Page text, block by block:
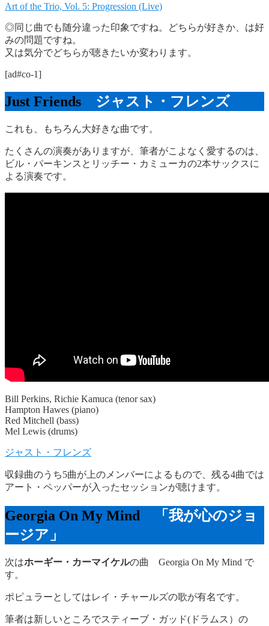
Art of the Trio, Vol. 5: Progression (Live)
◎同じ曲でも随分違った印象ですね。どちらが好きか、は好
みの問題ですね。
又は気分でどちらが聴きたいか変わります。
[ad#co-1]
Just Friends ジャスト・フレンズ
これも、もちろん大好きな曲です。
たくさんの演奏がありますが、筆者がこよなく愛するのは、
ビル・パーキンスとリッチー・カミューカの2本サックスに
よる演奏です。
Bill Perkins, Richie Kamuca (tenor sax)
Hampton Hawes (piano)
Red Mitchell (bass)
Mel Lewis (drums)
ジャスト・フレンズ
収録曲のうち5曲が上のメンバーによるもので、残る4曲では
アート・ペッパーが入ったセッションが聴けます。
Georgia On My Mind 「我が心のジョ
ージア」
次はホーギー・カーマイケルの曲 Georgia On My Mind で
す。
ポピュラーとしてはレイ・チャールズの歌が有名です。
筆者は新しいところでスティーブ・ガッド(ドラムス）の